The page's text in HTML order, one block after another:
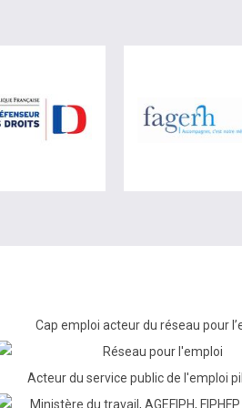
de France Travail (nouvelle fenêtre)
visiter les site de
Cap emploi acteur du réseau pour
Acteur du service public de l'emploi